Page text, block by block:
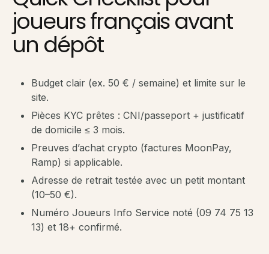
joueurs français avant
un dépôt
Budget clair (ex. 50 € / semaine) et limite sur le
site.
Pièces KYC prêtes : CNI/passeport + justificatif
de domicile ≤ 3 mois.
Preuves d’achat crypto (factures MoonPay,
Ramp) si applicable.
Adresse de retrait testée avec un petit montant
(10–50 €).
Numéro Joueurs Info Service noté (09 74 75 13
13) et 18+ confirmé.